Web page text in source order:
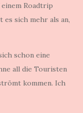
Roadtrip
sich mehr als an,
schon eine
all die Touristen
kommen. Ich